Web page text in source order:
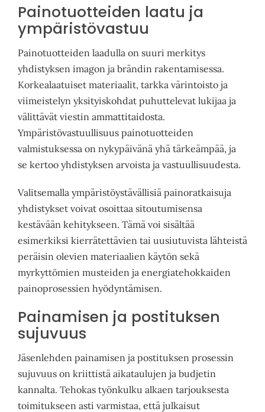
Painotuotteiden laatu ja
ympäristövastuu
Painotuotteiden laadulla on suuri merkitys
yhdistyksen imagon ja brändin rakentamisessa.
Korkealaatuiset materiaalit, tarkka värintoisto ja
viimeistelyn yksityiskohdat puhuttelevat lukijaa ja
välittävät viestin ammattitaidosta.
Ympäristövastuullisuus painotuotteiden
valmistuksessa on nykypäivänä yhä tärkeämpää, ja
se kertoo yhdistyksen arvoista ja vastuullisuudesta.
Valitsemalla ympäristöystävällisiä painoratkaisuja
yhdistykset voivat osoittaa sitoutumisensa
kestävään kehitykseen. Tämä voi sisältää
esimerkiksi kierrätettävien tai uusiutuvista lähteistä
peräisin olevien materiaalien käytön sekä
myrkyttömien musteiden ja energiatehokkaiden
painoprosessien hyödyntämisen.
Painamisen ja postituksen
sujuvuus
Jäsenlehden painamisen ja postituksen prosessin
sujuvuus on kriittistä aikataulujen ja budjetin
kannalta. Tehokas työnkulku alkaen tarjouksesta
toimitukseen asti varmistaa, että julkaisut